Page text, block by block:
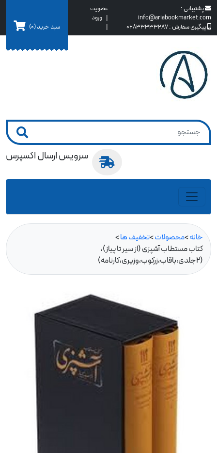
پشتیبانی :
info@ariabookmarket.com
پیگیری سفارش :02833333287
عضویت
| ورود
|
سبد خرید(0)
سرویس ارسال اکسپرس
خانه>محصولات>تخفيف ها>
کتاب مستطاب آشپزی (از سیر تا پیاز)،
(2جلدی،باقاب،زرکوب،وزیری،کارنامه)